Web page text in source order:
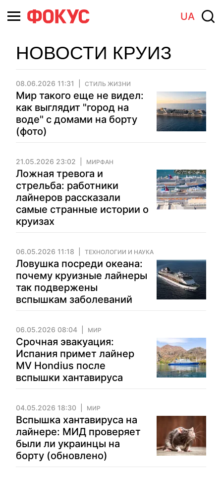
UA
НОВОСТИ КРУИЗ
08.06.2026 11:31 СТИЛЬ ЖИЗНИ
Мир такого еще не видел:
как выглядит "город на
воде" с домами на борту
(фото)
21.05.2026 23:02 МИРФАН
Ложная тревога и
стрельба: работники
лайнеров рассказали
самые странные истории о
круизах
06.05.2026 11:18 ТЕХНОЛОГИИ И НАУКА
Ловушка посреди океана:
почему круизные лайнеры
так подвержены
вспышкам заболеваний
06.05.2026 08:04 МИР
Срочная эвакуация:
Испания примет лайнер
MV Hondius после
вспышки хантавируса
04.05.2026 18:30 МИР
Вспышка хантавируса на
лайнере: МИД проверяет
были ли украинцы на
борту (обновлено)